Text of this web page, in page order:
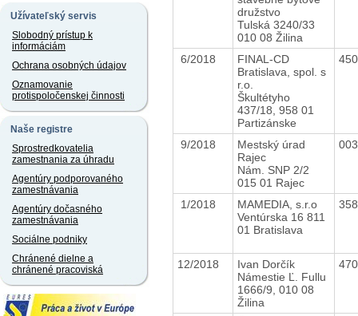
Užívateľský servis
Slobodný prístup k
informáciám
Ochrana osobných údajov
Oznamovanie
protispoločenskej činnosti
Naše registre
Sprostredkovatelia
zamestnania za úhradu
Agentúry podporovaného
zamestnávania
Agentúry dočasného
zamestnávania
Sociálne podniky
Chránené dielne a
chránené pracoviská
družstvo
Tulská 3240/33
010 08 Žilina
6/2018
FINAL-CD
Bratislava, spol. s
r.o.
Škultétyho
437/18, 958 01
Partizánske
9/2018
Mestský úrad
Rajec
Nám. SNP 2/2
015 01 Rajec
1/2018
MAMEDIA, s.r.o
Ventúrska 16 811
01 Bratislava
12/2018
Ivan Dorčík
Námestie Ľ. Fullu
1666/9, 010 08
Žilina